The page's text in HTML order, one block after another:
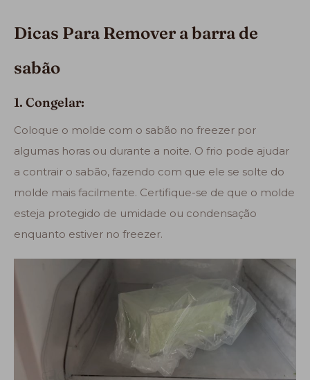
Dicas Para Remover a barra de
sabão
1. Congelar:
Coloque o molde com o sabão no freezer por
algumas horas ou durante a noite. O frio pode ajudar
a contrair o sabão, fazendo com que ele se solte do
molde mais facilmente. Certifique-se de que o molde
esteja protegido de umidade ou condensação
enquanto estiver no freezer.